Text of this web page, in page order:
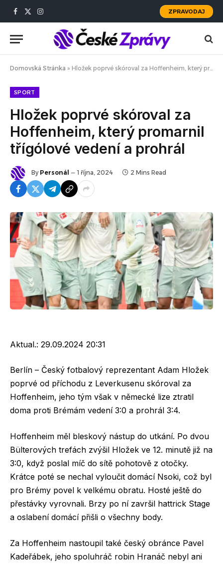
Facebook
X
Instagram
ZPRAVODAJ
Domovská Stránka » Hložek poprvé skóroval za Hoffenheim, který promarnil třígólové vedení a prohrál
SPORT
Hložek poprvé skóroval za
Hoffenheim, který promarnil
třígólové vedení a prohrál
By Personál 1 října, 2024 2 Mins Read
Aktual.: 29.09.2024 20:31
Berlín – Český fotbalový reprezentant Adam Hložek
poprvé od příchodu z Leverkusenu skóroval za
Hoffenheim, jeho tým však v německé lize ztratil
doma proti Brémám vedení 3:0 a prohrál 3:4.
Hoffenheim měl bleskový nástup do utkání. Po dvou
Bülterových trefách zvýšil Hložek ve 12. minutě již na
3:0, když poslal míč do sítě pohotově z otočky.
Krátce poté se nechal vyloučit domácí Nsoki, což byl
pro Brémy povel k velkému obratu. Hosté ještě do
přestávky vyrovnali. Brzy po ní završil hattrick Stage
a oslabení domácí přišli o všechny body.
Za Hoffenheim nastoupil také český obránce Pavel
Kadeřábek, jeho spoluhráč robin Hranáč nebyl ani